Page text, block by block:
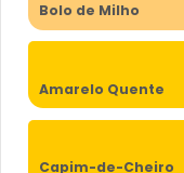
Bolo de Milho
Amarelo Quente
Capim-de-Cheiro